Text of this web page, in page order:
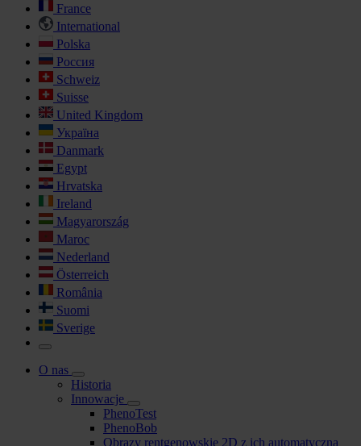
France
International
Polska
Россия
Schweiz
Suisse
United Kingdom
Україна
Danmark
Egypt
Hrvatska
Ireland
Magyarország
Maroc
Nederland
Österreich
România
Suomi
Sverige
O nas
Historia
Innowacje
PhenoTest
PhenoBob
Obrazy rentgenowskie 2D z ich automatyczną